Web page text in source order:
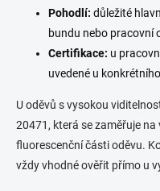
Pohodlí: důležité
bundu nebo pracovní
Certifikace: u
uvedené u
U oděvů s vysokou
20471, která se zaměřuje
fluorescenční části oděvu.
vždy vhodné ověřit přímo u